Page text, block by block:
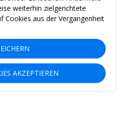
weiterhin zielgerichtete
Cookies aus der Vergangenheit
AKZEPTIEREN